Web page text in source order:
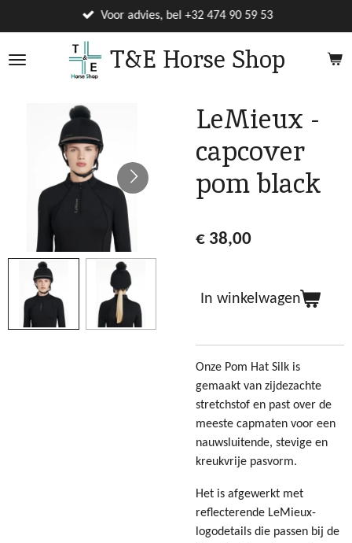
direct
naar
T&E Horse Shop
Voor advies, bel +32 474 90 59 53
LeMieux -
capcover
pom black
€ 38,00
In winkelwagen
Onze Pom Hat Silk is
gemaakt van zijdezachte
stretchstof en past over de
meeste capmaten voor een
nauwsluitende, stevige en
kreukvrije pasvorm.
Het is afgewerkt met
reflecterende LeMieux-
logodetails die passen bij de